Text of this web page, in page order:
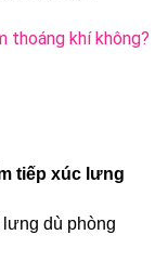
thoáng khí không?
tiếp xúc lưng
dù phòng